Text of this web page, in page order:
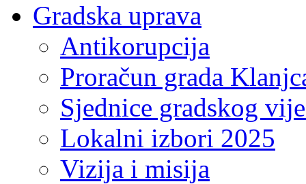
Gradska uprava
Antikorupcija
Proračun grada
Sjednice gradskog
Lokalni izbori 2025
Vizija i misija